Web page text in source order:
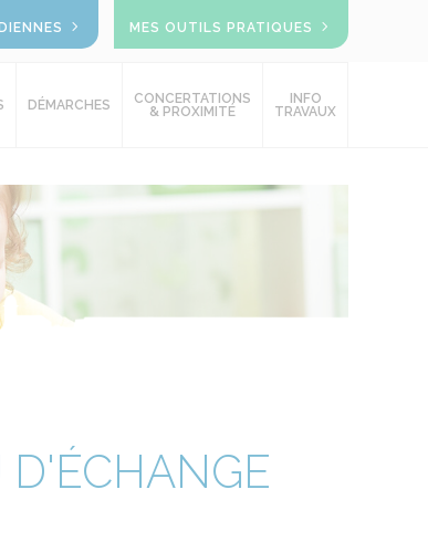
MES OUTILS PRATIQUES
DÉMARCHES
CONCERTATIONS
& PROXIMITÉ
INFO
TRAVAUX
D'ÉCHANGE